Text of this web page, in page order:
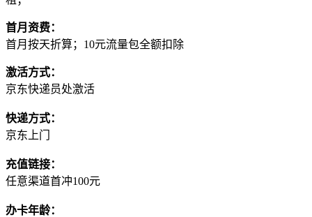
首月资费：
首月按天折算；10元流量包全额扣除
激活方式：
京东快递员处激活
快递方式：
京东上门
充值链接：
任意渠道首冲100元
办卡年龄：